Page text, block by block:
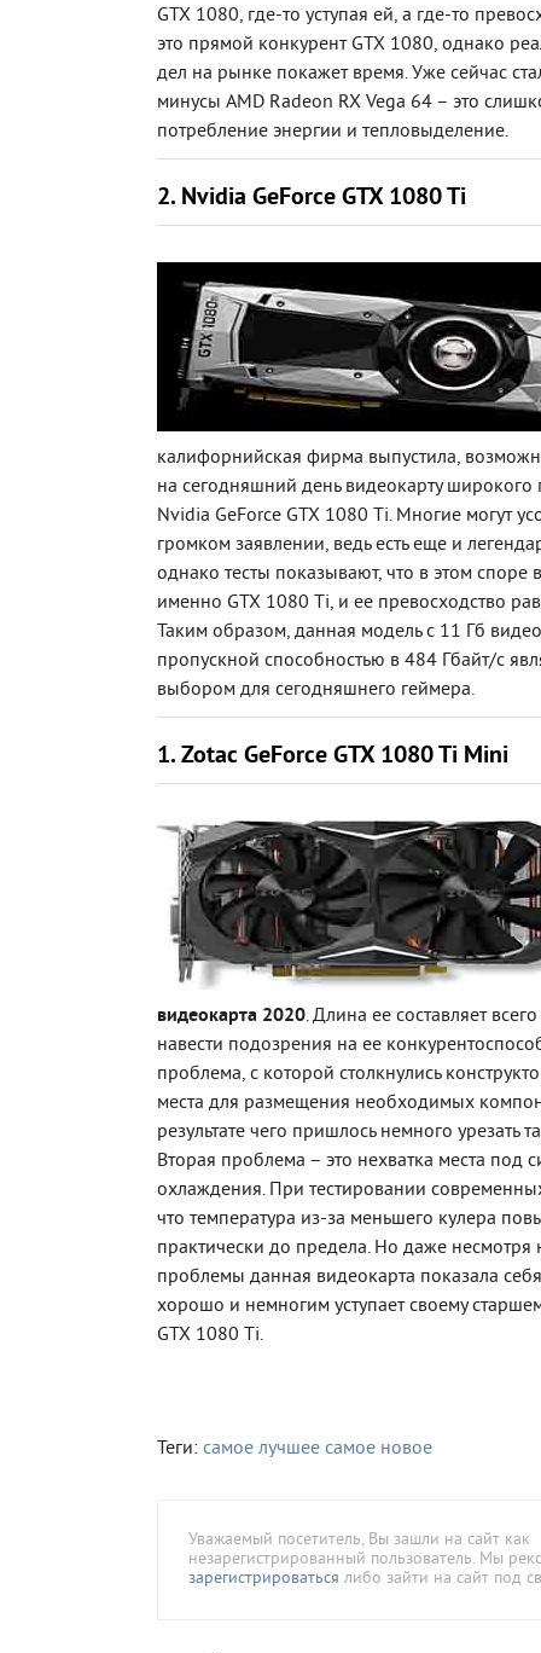
GTX 1080, где-то уступая ей, а где-то
это прямой конкурент GTX 1080, однако
дел на рынке покажет время. Уже сейчас
минусы AMD Radeon RX Vega 64 – это
потребление энергии и тепловыделение.
2. Nvidia GeForce GTX 1080 Ti
калифорнийская фирма выпустила,
на сегодняшний день видеокарту широкого
Nvidia GeForce GTX 1080 Ti. Многие могут
громком заявлении, ведь есть еще и
однако тесты показывают, что в этом споре
именно GTX 1080 Ti, и ее превосходство
Таким образом, данная модель с 11 Гб
пропускной способностью в 484 Гбайт/с
выбором для сегодняшнего геймера.
1. Zotac GeForce GTX 1080 Ti Mini
видеокарта 2020. Длина ее составляет
навести подозрения на ее
проблема, с которой столкнулись
места для размещения необходимых
результате чего пришлось немного урезать
Вторая проблема – это нехватка места под
охлаждения. При тестировании
что температура из-за меньшего кулера
практически до предела. Но даже несмотря
проблемы данная видеокарта показала
хорошо и немногим уступает своему
GTX 1080 Ti.
Теги: самое лучшее самое новое
Уважаемый посетитель, Вы зашли на сайт как
незарегистрированный пользователь. Мы
зарегистрироваться либо зайти на сайт под